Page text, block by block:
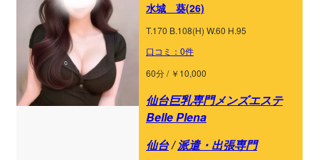
水城 葵(26)
T.170 B.108(H) W.60 H.95
口コミ：0件
60分 / ￥10,000
仙台巨乳専門メンズエステ
Belle Plena
仙台/派遣・出張専門